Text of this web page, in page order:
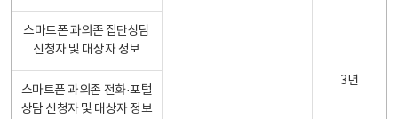
3년
스마트폰 과의존 집단상담
신청자 및 대상자 정보
스마트폰 과의존 전화·포털
상담 신청자 및 대상자 정보